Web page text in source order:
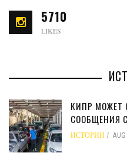
5710
LIKES
КИПР МОЖЕТ
СООБЩЕНИЯ
ИСТОРИИ AUG